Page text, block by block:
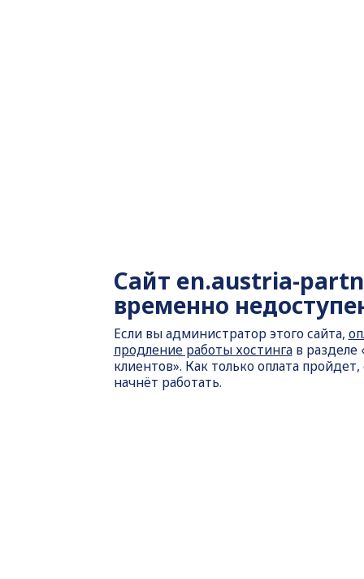
Сайт en.austria-
временно
Если вы администратор этого сайта,
продление работы хостингав разделе
клиентов». Как только оплата пройдет,
начнёт работать.